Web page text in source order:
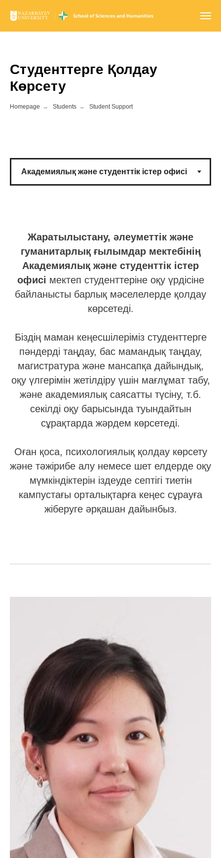
Студенттерге Қолдау
Көрсету
Homepage → Students → Student Support
Жаратылыстану, әлеуметтік және
гуманитарлық ғылымдар мектебінің
Академиялық және студенттік істер
офисі мектеп студенттеріне оқу үрдісіне
байланысты барлық мәселелерде қолдау
көрсетеді.
Біздің маман кеңесшілеріміз студенттерге
пәндерді таңдау, бас мамандық таңдау,
магистратура және мансапқа дайындық,
оқу үлгерімін жетілдіру үшін мағлұмат табу,
және академиялық саясатты түсіну, т.б.
секілді оқу барысында туындайтын
сұрақтарда жәрдем көрсетеді.
Оған қоса, психологиялық қолдау көрсету
және тәжірибе алу немесе шет елдерде оқу
мүмкіндіктерін іздеуде септігі тиетін
кампустағы орталықтарға кеңес сұрауға
жіберуге әрқашан дайынбыз.